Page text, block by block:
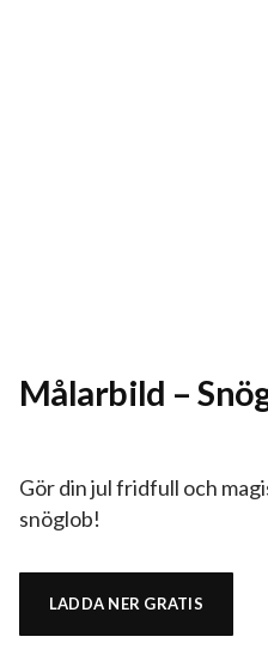
Målarbild –
Gör din jul fridfull och
snöglob!
LADDA NER GRATIS